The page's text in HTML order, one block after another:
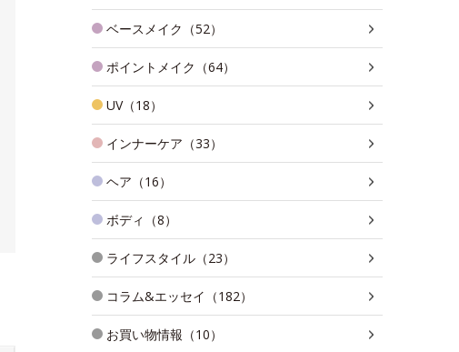
ベースメイク（52）
ポイントメイク（64）
UV（18）
インナーケア（33）
ヘア（16）
ボディ（8）
ライフスタイル（23）
コラム&エッセイ（182）
お買い物情報（10）